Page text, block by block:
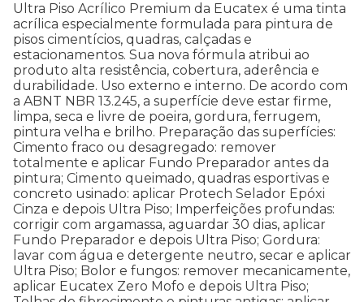
Ultra Piso Acrílico Premium da Eucatex é uma tinta
acrílica especialmente formulada para pintura de
pisos cimentícios, quadras, calçadas e
estacionamentos. Sua nova fórmula atribui ao
produto alta resistência, cobertura, aderência e
durabilidade. Uso externo e interno. De acordo com
a ABNT NBR 13.245, a superfície deve estar firme,
limpa, seca e livre de poeira, gordura, ferrugem,
pintura velha e brilho. Preparação das superfícies:
Cimento fraco ou desagregado: remover
totalmente e aplicar Fundo Preparador antes da
pintura; Cimento queimado, quadras esportivas e
concreto usinado: aplicar Protech Selador Epóxi
Cinza e depois Ultra Piso; Imperfeições profundas:
corrigir com argamassa, aguardar 30 dias, aplicar
Fundo Preparador e depois Ultra Piso; Gordura:
lavar com água e detergente neutro, secar e aplicar
Ultra Piso; Bolor e fungos: remover mecanicamente,
aplicar Eucatex Zero Mofo e depois Ultra Piso;